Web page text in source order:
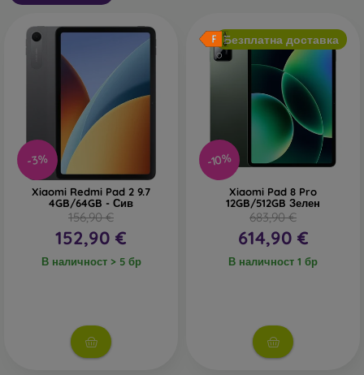
-3%
Xiaomi Redmi Pad 2 9.7
4GB/64GB - Сив
156,90 €
152,90 €
В наличност > 5 бр
-10%
Безплатна доставка
Xiaomi Pad 8 Pro
12GB/512GB Зелен
683,90 €
614,90 €
В наличност 1 бр